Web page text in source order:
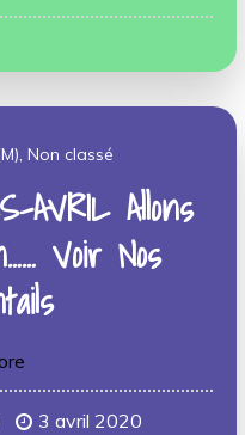
Non classé
AVRIL Allons
Voir Nos
3 avril 2020